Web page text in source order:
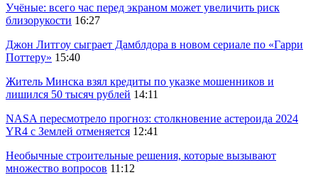
Учёные: всего час перед экраном может увеличить риск
близорукости 16:27
Джон Литгоу сыграет Дамблдора в новом сериале по «Гарри
Поттеру» 15:40
Житель Минска взял кредиты по указке мошенников и
лишился 50 тысяч рублей 14:11
NASA пересмотрело прогноз: столкновение астероида 2024
YR4 с Землей отменяется 12:41
Необычные строительные решения, которые вызывают
множество вопросов 11:12